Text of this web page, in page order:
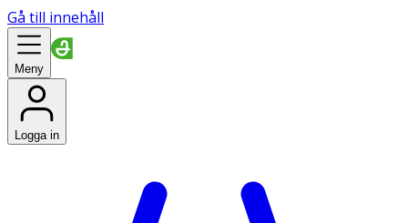
Gå till innehåll
Meny
Logga in